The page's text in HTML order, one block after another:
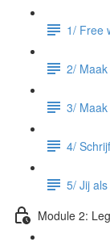
1/ Free
2/
3/
4/
5/ Jij
Module 2: